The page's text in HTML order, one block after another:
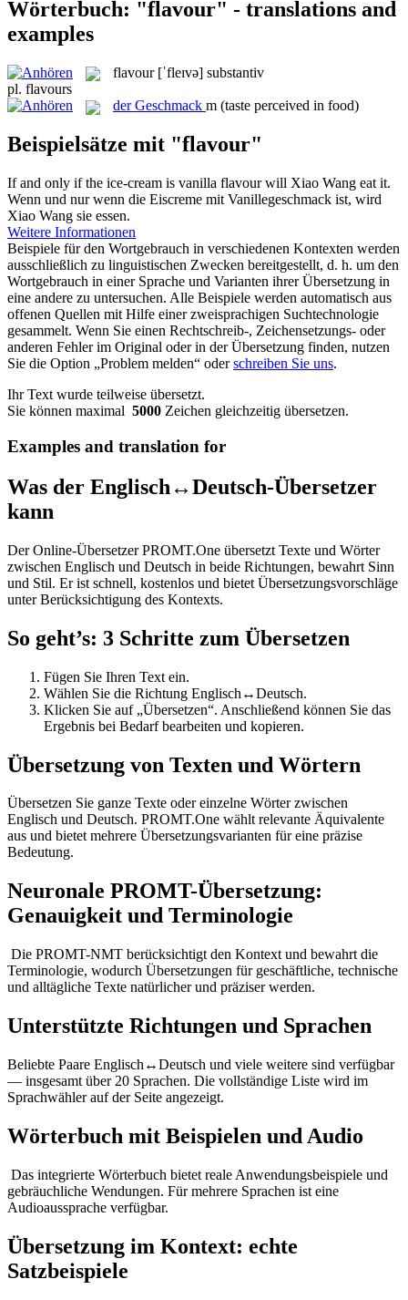
Wörterbuch: "flavour" - translations and
examples
flavour [ˈfleɪvə] substantiv
pl. flavours
derGeschmack m (taste perceived in food)
Beispielsätze mit "flavour"
If and only if the ice-cream is vanilla flavourwill Xiao Wang eat it.
Wenn und nur wenn die Eiscreme mit Vanillegeschmack ist, wird
Xiao Wang sie essen.
Weitere Informationen
Beispiele für den Wortgebrauch in verschiedenen Kontexten werden
ausschließlich zu linguistischen Zwecken bereitgestellt, d. h. um den
Wortgebrauch in einer Sprache und Varianten ihrer Übersetzung in
eine andere zu untersuchen. Alle Beispiele werden automatisch aus
offenen Quellen mit Hilfe einer zweisprachigen Suchtechnologie
gesammelt. Wenn Sie einen Rechtschreib-, Zeichensetzungs- oder
anderen Fehler im Original oder in der Übersetzung finden, nutzen
Sie die Option „Problem melden“ oderschreiben Sie uns.
Ihr Text wurde teilweise übersetzt.
Sie können maximal 5000 Zeichen gleichzeitig übersetzen.
Examples and translation for
Was der Englisch↔Deutsch-Übersetzer
kann
Der Online-Übersetzer PROMT.One übersetzt Texte und Wörter
zwischen Englisch und Deutsch in beide Richtungen, bewahrt Sinn
und Stil. Er ist schnell, kostenlos und bietet Übersetzungsvorschläge
unter Berücksichtigung des Kontexts.
So geht’s: 3 Schritte zum Übersetzen
Fügen Sie Ihren Text ein.
Wählen Sie die Richtung Englisch↔Deutsch.
Klicken Sie auf „Übersetzen“. Anschließend können Sie das
Ergebnis bei Bedarf bearbeiten und kopieren.
Übersetzung von Texten und Wörtern
Übersetzen Sie ganze Texte oder einzelne Wörter zwischen
Englisch und Deutsch. PROMT.One wählt relevante Äquivalente
aus und bietet mehrere Übersetzungsvarianten für eine präzise
Bedeutung.
Neuronale PROMT-Übersetzung:
Genauigkeit und Terminologie
Die PROMT-NMT berücksichtigt den Kontext und bewahrt die
Terminologie, wodurch Übersetzungen für geschäftliche, technische
und alltägliche Texte natürlicher und präziser werden.
Unterstützte Richtungen und Sprachen
Beliebte Paare Englisch↔Deutsch und viele weitere sind verfügbar
— insgesamt über 20 Sprachen. Die vollständige Liste wird im
Sprachwähler auf der Seite angezeigt.
Wörterbuch mit Beispielen und Audio
Das integrierte Wörterbuch bietet reale Anwendungsbeispiele und
gebräuchliche Wendungen. Für mehrere Sprachen ist eine
Audioaussprache verfügbar.
Übersetzung im Kontext: echte
Satzbeispiele